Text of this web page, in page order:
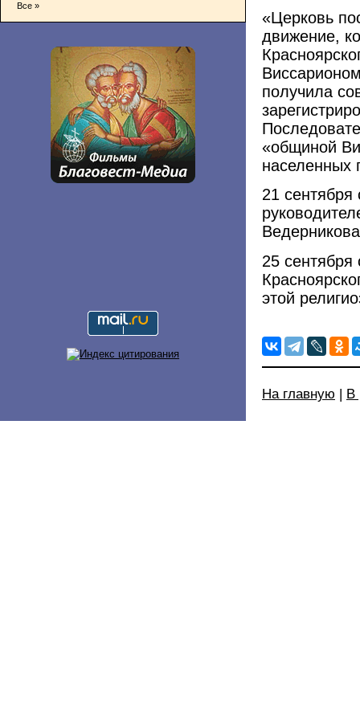
Все »
«Церковь
движение,
получила
«общиной
населенных
21
25 сентября
этой
На главную В